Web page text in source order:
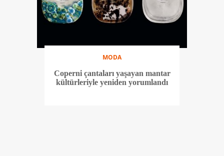
MODA
Coperni çantaları yaşayan mantar
kültürleriyle yeniden yorumlandı